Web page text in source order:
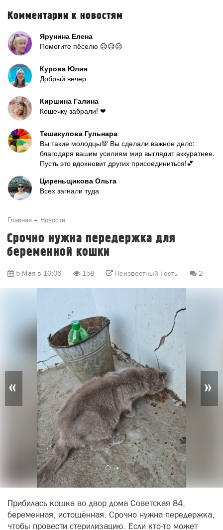
Комментарии к новостям
Ярунина Елена
Помогите пёселю 😥😥😥
Курова Юлия
Добрый вечер
Киршина Галина
Кошечку забрали! ❤
Тешакулова Гульнара
Вы такие молодцы💯 Вы сделали важное дело:
благодаря вашим усилиям мир выглядит аккуратнее.
Пусть это вдохновит других присоединиться!💕
Циреньщикова Ольга
Всех загнали туда
Главная Новости
Срочно нужна передержка для
беременной кошки
5 Мая в 10:06 158 Неизвестный Гость 2
« »
Прибилась кошка во двор дома Советская 84,
беременная, истощённая. Срочно нужна передержка,
чтобы провести стерилизацию. Если кто-то может